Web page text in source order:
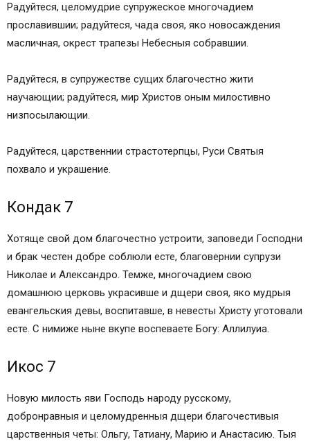
Радуйтеся, целомудрие супружеское многочадием
прославившии; радуйтеся, чада своя, яко новосаждения
масличная, окрест трапезы Небесныя собравшии.
Радуйтеся, в супружестве сущих благочестно жити
научающии; радуйтеся, мир Христов оным милостивно
низпосылающии.
Радуйтеся, царственнии страстотерпцы, Руси Святыя
похвало и украшение.
Кондак 7
Хотяще свой дом благочестно устроити, заповеди Господни
и брак честен добре соблюли есте, благовернии супрузи
Николае и Александро. Темже, многочадием свою
домашнюю церковь украсивше и дщери своя, яко мудрыя
евангельския девы, воспитавше, в невесты Христу уготовали
есте. С нимиже ныне вкупе воспеваете Богу: Аллилуиа.
Икос 7
Новую милость яви Господь народу русскому,
добронравныя и целомудренныя дщери благочестивыя
царственныя четы: Ольгу, Татиану, Марию и Анастасию. Тыя